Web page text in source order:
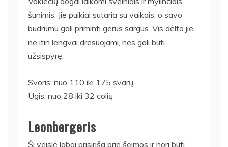
šunimis. Jie puikiai sutaria su vaikais, o savo
budrumu gali priminti gerus sargus. Vis dėlto jie
ne itin lengvai dresuojami, nes gali būti
užsispyrę.
Svoris: nuo 110 iki 175 svarų
Ūgis: nuo 28 iki 32 colių
Leonbergeris
Ši veislė labai prisiriša prie šeimos ir nori būti